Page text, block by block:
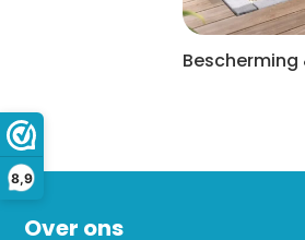
8,9
Over ons